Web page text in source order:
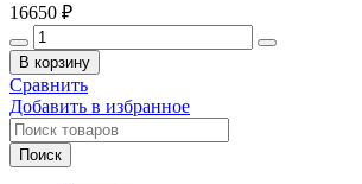
16650 ₽
Количество
товара
3M-
TREEMME
Скрытая
часть
смесителя
В корзину
Сравнить
Добавить в избранное
Поиск